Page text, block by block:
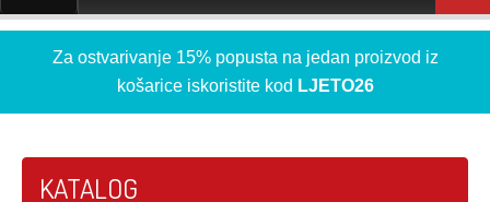
Za ostvarivanje 15% popusta na jedan proizvod iz
košarice iskoristite kod LJETO26
KATALOG